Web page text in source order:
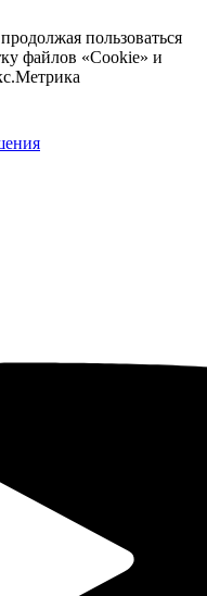
пользоваться
файлов «Cookie» и